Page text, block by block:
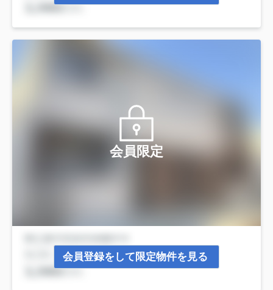
会員限定
会員登録をして限定物件を見る